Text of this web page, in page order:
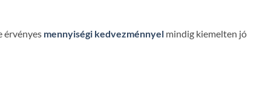
érvényes mennyiségi kedvezménnyel mindig kiemelten jó